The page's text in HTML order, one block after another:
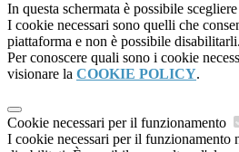
In questa schermata è possibile
I cookie necessari sono quelli che
piattaforma e non è possibile disabilitarli.
Per conoscere quali sono i cookie
visionare la COOKIE POLICY.
Cookie necessari per il funzionamento
I cookie necessari per il funzionamento